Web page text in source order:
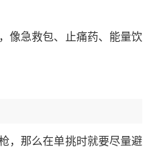
像急救包、止痛药、能量饮
，那么在单挑时就要尽量避